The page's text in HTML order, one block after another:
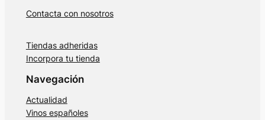
Contacta con nosotros
Tiendas adheridas
Incorpora tu tienda
Navegación
Actualidad
Vinos españoles